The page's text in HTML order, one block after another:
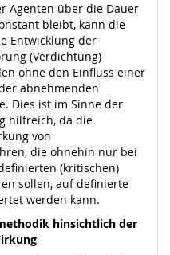
Agenten über die Dauer
bleibt, kann die
Entwicklung der
(Verdichtung)
ohne den Einfluss einer
abnehmenden
Dies ist im Sinne der
hilfreich, da die
von
die ohnehin nur bei
(kritischen)
sollen, auf definierte
werden kann.
hinsichtlich der